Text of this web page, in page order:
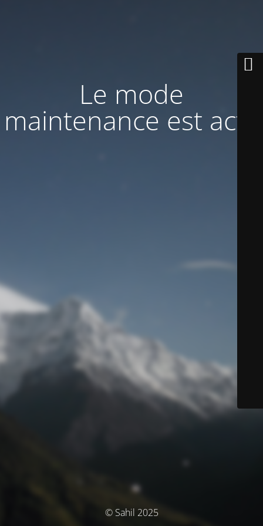
Le mode
maintenance est actif
© Sahil 2025